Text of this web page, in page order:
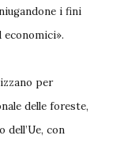
i fini
economici».
per
delle foreste,
con